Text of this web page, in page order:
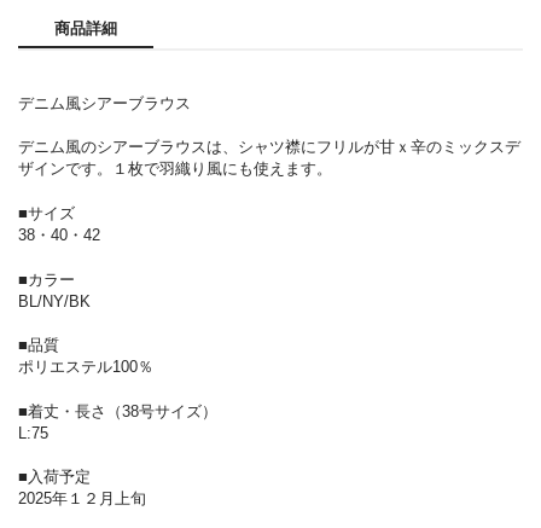
商品詳細
デニム風シアーブラウス
デニム風のシアーブラウスは、シャツ襟にフリルが甘ｘ辛のミックスデ
ザインです。１枚で羽織り風にも使えます。
■サイズ
38・40・42
■カラー
BL/NY/BK
■品質
ポリエステル100％
■着丈・長さ（38号サイズ）
L:75
■入荷予定
2025年１２月上旬